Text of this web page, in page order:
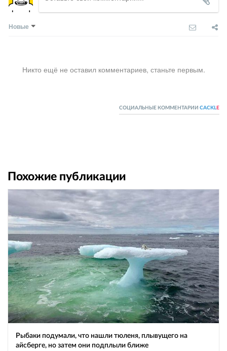
Новые
Никто ещё не оставил комментариев, станьте первым.
СОЦИАЛЬНЫЕ КОММЕНТАРИИ CACKL E
Похожие публикации
Рыбаки подумали, что нашли тюленя, плывущего на
айсберге, но затем они подплыли ближе